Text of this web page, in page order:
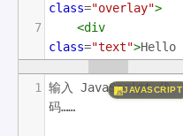
class="overlay">
7
<div
class="text">Hello
8
</ div>
</
JAVASCRIPT
输入 JavaScript 代
码……
1